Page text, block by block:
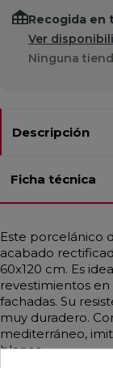
Recogida en
Ver
Ninguna
Descripción
Ficha técnica
Este porcelánico
acabado
60x120 cm. Es
revestimientos en
fachadas. Su
muy duradero.
mediterráneo,
blanco.